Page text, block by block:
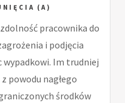
(A)
pracownika do
i podjęcia
wypadkowi. Im trudniej
powodu nagłego
środków